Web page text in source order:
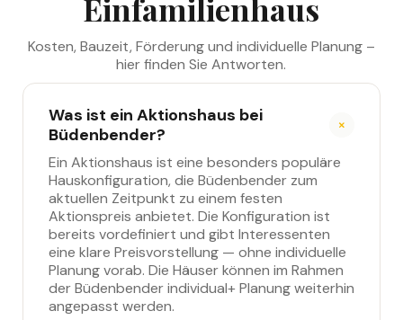
Einfamilienhaus
Kosten, Bauzeit, Förderung und individuelle Planung –
hier finden Sie Antworten.
Was ist ein Aktionshaus bei
Büdenbender?
Ein Aktionshaus ist eine besonders populäre
Hauskonfiguration, die Büdenbender zum
aktuellen Zeitpunkt zu einem festen
Aktionspreis anbietet. Die Konfiguration ist
bereits vordefiniert und gibt Interessenten
eine klare Preisvorstellung — ohne individuelle
Planung vorab. Die Häuser können im Rahmen
der Büdenbender individual+ Planung weiterhin
angepasst werden.